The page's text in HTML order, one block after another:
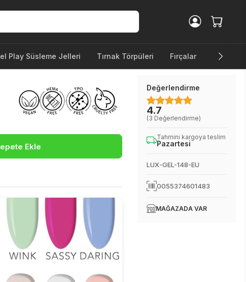
Play Süsleme Jelleri Tırnak Törpüleri Fırçalar Diğer
Ekle
Değerlendirme
4.7
(3 Değerlendirme)
Tahmini kargoya teslim
Pazartesi
LUX-GEL-148-EU
0055374601483
MAĞAZADA VAR